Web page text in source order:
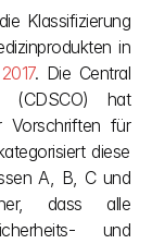
Klassifizierung
in
. Die Central
(CDSCO) hat
Vorschriften für
diese
A, B, C und
dass alle
und